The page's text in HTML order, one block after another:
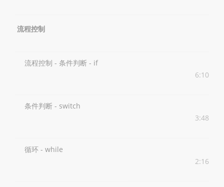
流程控制
流程控制 - 条件判断 - if
6:10
条件判断 - switch
3:48
循环 - while
2:16